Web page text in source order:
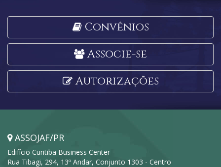
Convênios
Associe-se
Autorizações
ASSOJAF/PR
Edifício Curitiba Business Center
Rua Tibagi, 294, 13º Andar, Conjunto 1303 - Centro